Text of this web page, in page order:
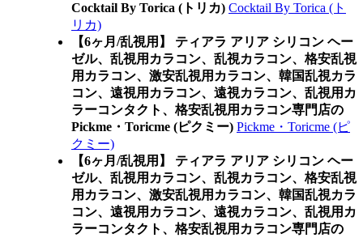
Cocktail By Torica (トリカ) Cocktail By Torica (ト
リカ)
【6ヶ月/乱視用】 ティアラ アリア シリコン ヘー
ゼル、乱視用カラコン、乱視カラコン、格安乱視
用カラコン、激安乱視用カラコン、韓国乱視カラ
コン、遠視用カラコン、遠視カラコン、乱視用カ
ラーコンタクト、格安乱視用カラコン専門店の
Pickme・Toricme (ピクミー) Pickme・Toricme (ピ
クミー)
【6ヶ月/乱視用】 ティアラ アリア シリコン ヘー
ゼル、乱視用カラコン、乱視カラコン、格安乱視
用カラコン、激安乱視用カラコン、韓国乱視カラ
コン、遠視用カラコン、遠視カラコン、乱視用カ
ラーコンタクト、格安乱視用カラコン専門店の